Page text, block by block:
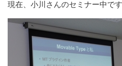
現在、小川さんのセミナー中です